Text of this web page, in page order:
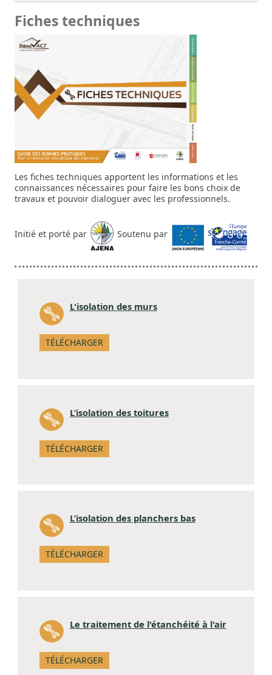
Fiches techniques
Les fiches techniques apportent les informations et les
connaissances nécessaires pour faire les bons choix de
travaux et pouvoir dialoguer avec les professionnels.
Initié et porté par Soutenu par
L'isolation des murs
TÉLÉCHARGER
L’isolation des toitures
TÉLÉCHARGER
L’isolation des planchers bas
TÉLÉCHARGER
Le traitement de l'étanchéité à l'air
TÉLÉCHARGER